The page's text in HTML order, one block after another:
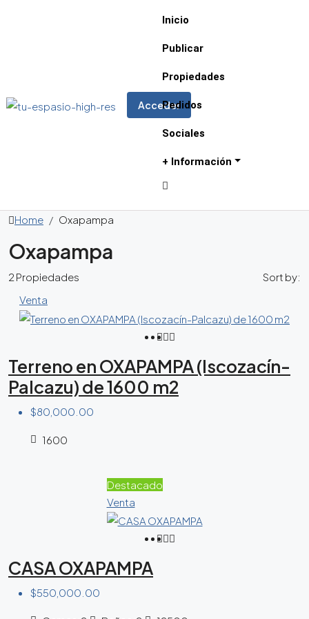
Acceder
Inicio
Publicar
Propiedades
Pedidos
Sociales
+ Información
Home Oxapampa
Oxapampa
2 Propiedades
Sort by:
Venta
Terreno en OXAPAMPA (Iscozacín-
Palcazu) de 1600 m2
$80,000.00
1600
Destacado
Venta
CASA OXAPAMPA
$550,000.00